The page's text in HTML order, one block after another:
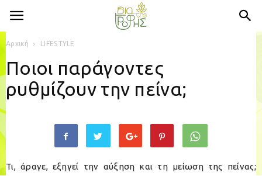
Αρχική LIFESTYLE
Ποιοι παράγοντες
ρυθμίζουν την πείνα;
Τι, άραγε, εξηγεί την αύξηση και τη μείωση της πείνας;